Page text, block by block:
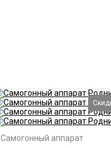
Самогонный аппарат